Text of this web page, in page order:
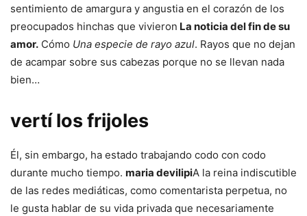
sentimiento de amargura y angustia en el corazón de los
preocupados hinchas que vivieron La noticia del fin de su
amor. Cómo Una especie de rayo azul. Rayos que no dejan
de acampar sobre sus cabezas porque no se llevan nada
bien…
vertí los frijoles
Él, sin embargo, ha estado trabajando codo con codo
durante mucho tiempo. maria devilipiA la reina indiscutible
de las redes mediáticas, como comentarista perpetua, no
le gusta hablar de su vida privada que necesariamente